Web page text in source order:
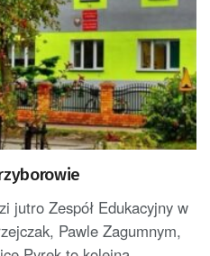
jutro Zespół Edukacyjny w
Pawle Zagumnym,